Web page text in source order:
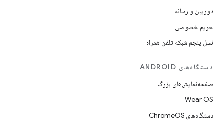
دوربین و رسانه
حریم خصوصی
نسل پنجم شبکه تلفن همراه
دستگاه‌های ANDROID
صفحه‌نمایش‌های بزرگ
Wear OS
دستگاه‌های ChromeOS